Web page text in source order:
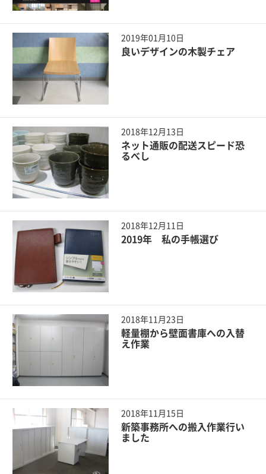
2019年01月10日
良いデザインの木製チェア
2018年12月13日
ネット通販の配送スピード恐
るべし
2018年12月11日
2019年 私の手帳選び
2018年11月23日
軽量棚から壁面書庫への入替
え作業
2018年11月15日
新築事務所への搬入作業行い
ました